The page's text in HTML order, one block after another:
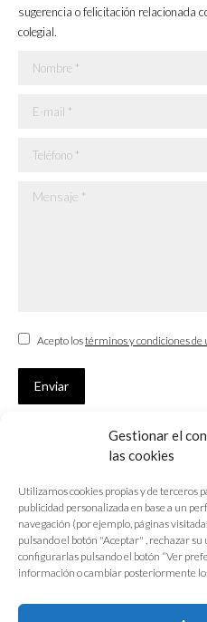
Gestionar el
las cookies
Utilizamos cookies propias y de terceros
publicidad personalizada en base a un
navegación (por ejemplo, páginas
pulsando el botón "Aceptar" , rechazar
configurarlas pulsando el botón “Ver
información o cambiar posteriormente
windowwindowwindowwindow
sugerencia o felicitación relacionada
colegial.
Nombre *
E-mail *
Teléfono *
Mensaje *
Acepto lostérminos y condiciones de
Enviar
que desarrolla el Colegio de
Nombre *
E-mail *